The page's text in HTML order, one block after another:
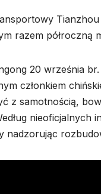
razem półroczną
20 września
członkiem
z samotnością,
nieoficjalnych
nadzorując